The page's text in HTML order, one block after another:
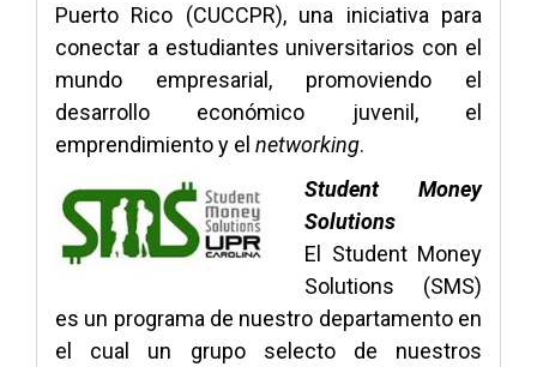
Puerto Rico (CUCCPR), una iniciativa para
conectar a estudiantes universitarios con el
mundo empresarial, promoviendo el
desarrollo económico juvenil, el
emprendimiento y el networking.
Student Money
Solutions
El Student Money
Solutions (SMS)
es un programa de nuestro departamento en
el cual un grupo selecto de nuestros